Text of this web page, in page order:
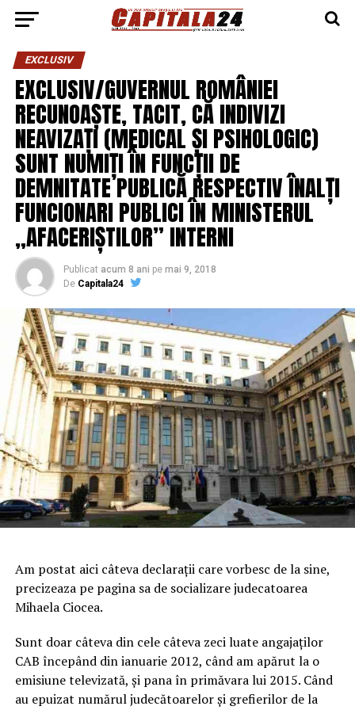
EXCLUSIV
EXCLUSIV/GUVERNUL ROMÂNIEI
RECUNOAȘTE, TACIT, CĂ INDIVIZI
NEAVIZAȚI (MEDICAL ȘI PSIHOLOGIC)
SUNT NUMIȚI ÎN FUNCȚII DE
DEMNITATE PUBLICĂ RESPECTIV ÎNALȚI
FUNCIONARI PUBLICI ÎN MINISTERUL
„AFACERIȘTILOR” INTERNI
Publicat acum 8 ani pe mai 9, 2018
De Capitala24
Am postat aici câteva declarații care vorbesc de la sine,
precizeaza pe pagina sa de socializare judecatoarea
Mihaela Ciocea.
Sunt doar câteva din cele câteva zeci luate angajaților
CAB începând din ianuarie 2012, când am apărut la o
emisiune televizată, și pana în primăvara lui 2015. Când
au epuizat numărul judecătoarelor și grefierilor de la